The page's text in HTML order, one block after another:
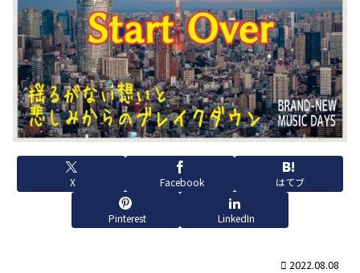
X Facebook はてブ
Pinterest LinkedIn
2022.08.08